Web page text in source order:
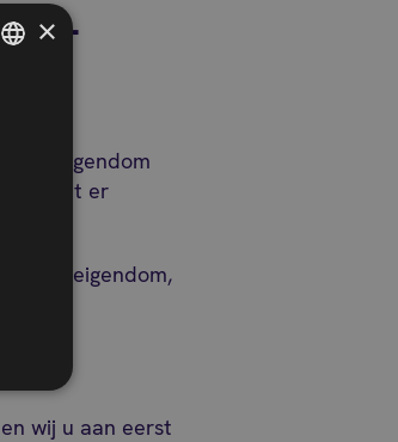
eigendom
dan dat er
mede-eigendom,
wij u aan eerst
×